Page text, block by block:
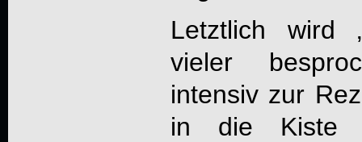
Letztlich wird
vieler
intensiv zur
in die Kiste